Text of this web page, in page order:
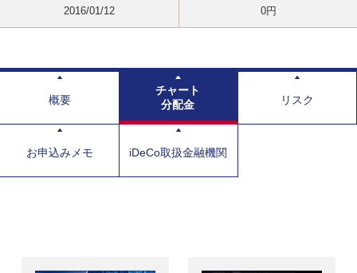
2016/01/12 0円
概要
チャート
分配金
リスク
お申込みメモ iDeCo取扱金融機関